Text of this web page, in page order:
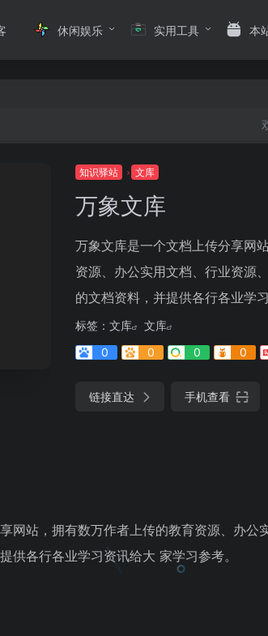
休闲娱乐 实用工具 本
知识驿站 文库
万象文库
万象文库是一个文档上传分享网
资源、办公实用文档、行业资源
的文档资料，并提供各行各业学
标签： 文库
文库
0
0 0 0
链接直达 手机查看
网站，拥有数万作者上传的教育资源、办公
供各行各业学习资讯给大 家学习参考。